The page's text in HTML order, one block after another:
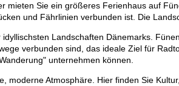
mieten Sie ein größeres Ferienhaus auf
und Fährlinien verbunden ist. Die
Landschaften Dänemarks.
verbunden sind, das ideale Ziel für
unternehmen können.
moderne Atmosphäre. Hier finden Sie